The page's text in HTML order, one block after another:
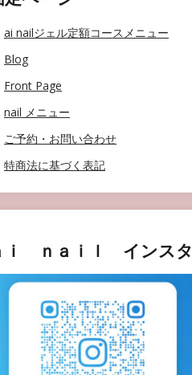
ai nailジェル定額コースメニュー
Blog
Front Page
nail メニュー
ご予約・お問い合わせ
特商法に基づく表記
ｉ ｎａｉｌ インスタ